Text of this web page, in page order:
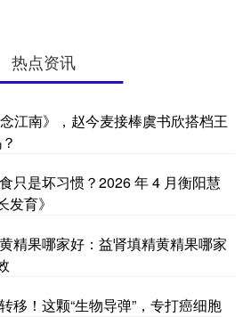
热点资讯
江南》，赵今麦接棒虞书欣搭档王
只是坏习惯？2026 年 4 月衡阳慧
育》
精果哪家好：益肾填精黄精果哪家
移！这颗“生物导弹”，专打癌细胞